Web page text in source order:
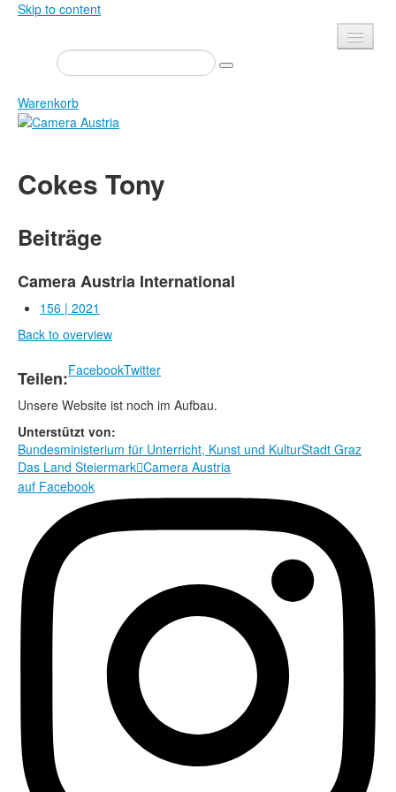
Skip to content
Presse
Veranstaltungen
Newsletter
Über uns
Shop
Datenschutz
Mediadaten
Warenkorb
Zeitschrift
Bücher
Edition
Bibliothek
Camera Austria Preis
Fotoarchiv Pierre Bourdieu
Rechtliche Informationen
Cokes Tony
Beiträge
Camera Austria International
156 | 2021
Back to overview
Teilen:FacebookTwitter
Unsere Website ist noch im Aufbau.
Unterstützt von:
Bundesministerium für Unterricht, Kunst und KulturStadt Graz
Das Land SteiermarkCamera Austria
auf Facebook